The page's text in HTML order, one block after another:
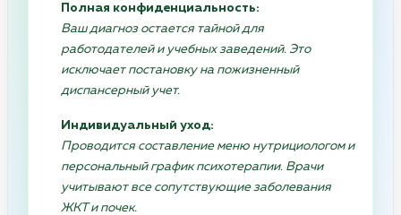
Полная конфиденциальность:
Ваш диагноз остается тайной для
работодателей и учебных заведений. Это
исключает постановку на пожизненный
диспансерный учет.
Индивидуальный уход:
Проводится составление меню нутрициологом и
персональный график психотерапии. Врачи
учитывают все сопутствующие заболевания
ЖКТ и почек.